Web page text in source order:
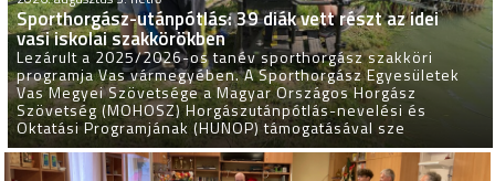
Sporthorgász-utánpótlás: 39 diák vett részt az idei
vasi iskolai szakkörökben
Lezárult a 2025/2026-os tanév sporthorgász szakköri
programja Vas vármegyében. A Sporthorgász Egyesületek
Vas Megyei Szövetsége a Magyar Országos Horgász
Szövetség (MOHOSZ) Horgászutánpótlás-nevelési és
Oktatási Programjának (HUNOP) támogatásával sze